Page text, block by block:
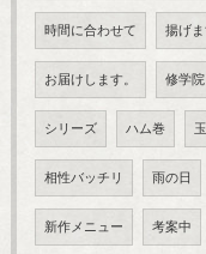
時間に合わせて 揚げま
お届けします。 修学院
シリーズ ハム巻
相性バッチリ 雨の日
新作メニュー 考案中